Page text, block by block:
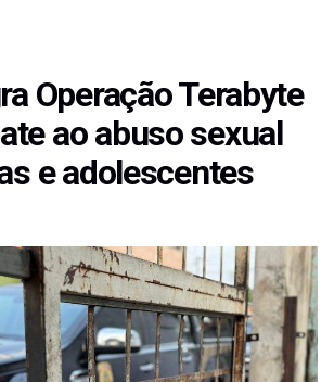
Operação Terabyte
ao abuso sexual
e adolescentes